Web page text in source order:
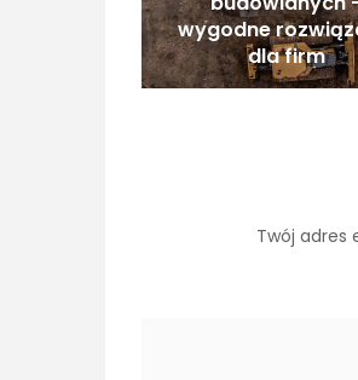
wygodne
dla firm
Twój adres